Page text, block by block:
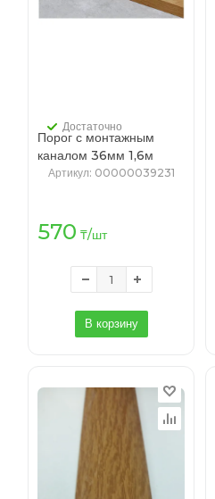
Порог с монтажным
каналом 36мм 1,6м
"Идеал", 210 Дуб
Достаточно
Артикул: 00000039231
570 ₸/шт
В корзину